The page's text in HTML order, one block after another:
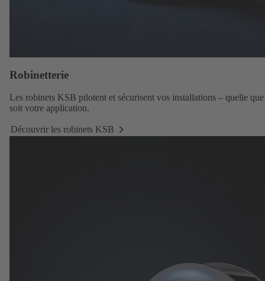
Robinetterie
Les robinets KSB pilotent et sécurisent vos installations – quelle que
soit votre application.
Découvrir les robinets KSB
Découvrir